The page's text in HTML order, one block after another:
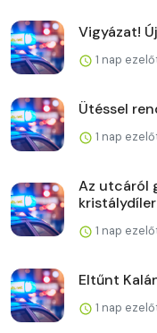
Vigyázat!
1 nap
Ütéssel
1 nap
Az utcáról
1 nap
Eltűnt
1 nap